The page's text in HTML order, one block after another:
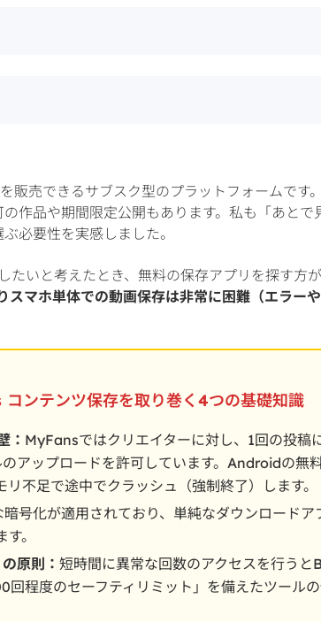
販売できるサブスク型のプラットフォームです
作品や期間限定公開もあります。私も「あとで
必要性を実感しました。
いと考えたとき、無料の保存アプリを探す方が
マホ単体での動画保存は非常に困難（エラー
コンテンツ保存を取り巻く4つの基礎知識
： MyFansではクリエイターに対し、1回の投稿
アップロードを許可しています。Androidの無
不足で途中でクラッシュ（強制終了）します。
暗号化が適用されており、単純なダウンロードア
。
原則： 短時間に異常な回数のアクセスを行うと
回程度のセーフティリミット」を備えたツール